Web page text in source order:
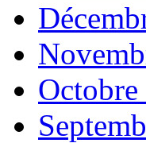
Octobre